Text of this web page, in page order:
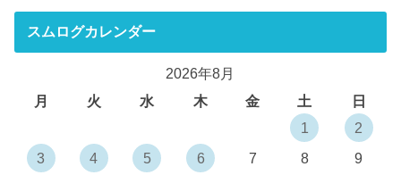
スムログカレンダー
2026年8月
月
火 水 木 金 土
日
1
2
3
4 5 6 7 8
9